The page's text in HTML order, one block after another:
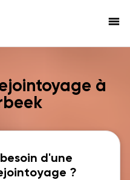
menu
à
d'une
?